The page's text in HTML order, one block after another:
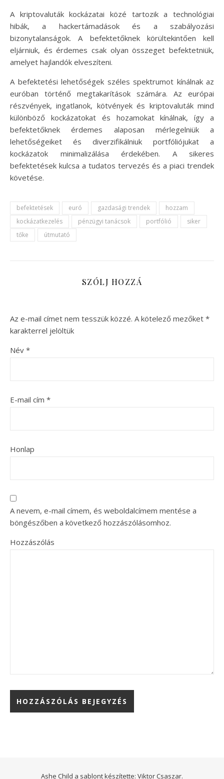
A kriptovaluták kockázatai közé tartozik a technológiai
hibák, a hackertámadások és a szabályozási
bizonytalanságok. A befektetőknek körültekintően kell
eljárniuk, és érdemes csak olyan összeget befektetniük,
amelyet hajlandók elveszíteni.
A befektetési lehetőségek széles spektrumot kínálnak az
euróban történő megtakarítások számára. Az európai
részvények, ingatlanok, kötvények és kriptovaluták mind
különböző kockázatokat és hozamokat kínálnak, így a
befektetőknek érdemes alaposan mérlegelniük a
lehetőségeiket és diverzifikálniuk portfóliójukat a
kockázatok minimalizálása érdekében. A sikeres
befektetések kulcsa a tudatos tervezés és a piaci trendek
követése.
befektetések euró gazdasági trendek
hozzam
kockázatkezelés
pénzügyi tanácsok portfólió
siker
tőke
útmutató
SZÓLJ HOZZÁ
Az e-mail címet nem tesszük közzé. A kötelező mezőket *
karakterrel jelöltük
Név *
E-mail cím *
Honlap
A nevem, e-mail címem, és weboldalcímem mentése a
böngészőben a következő hozzászólásomhoz.
Hozzászólás
Ashe Child a sablont készítette: Viktor Csaszar.